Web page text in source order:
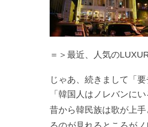
＝＞最近、人気の
じゃあ、続きまして「
「韓国人はノレバンに
昔から韓民族は歌が上